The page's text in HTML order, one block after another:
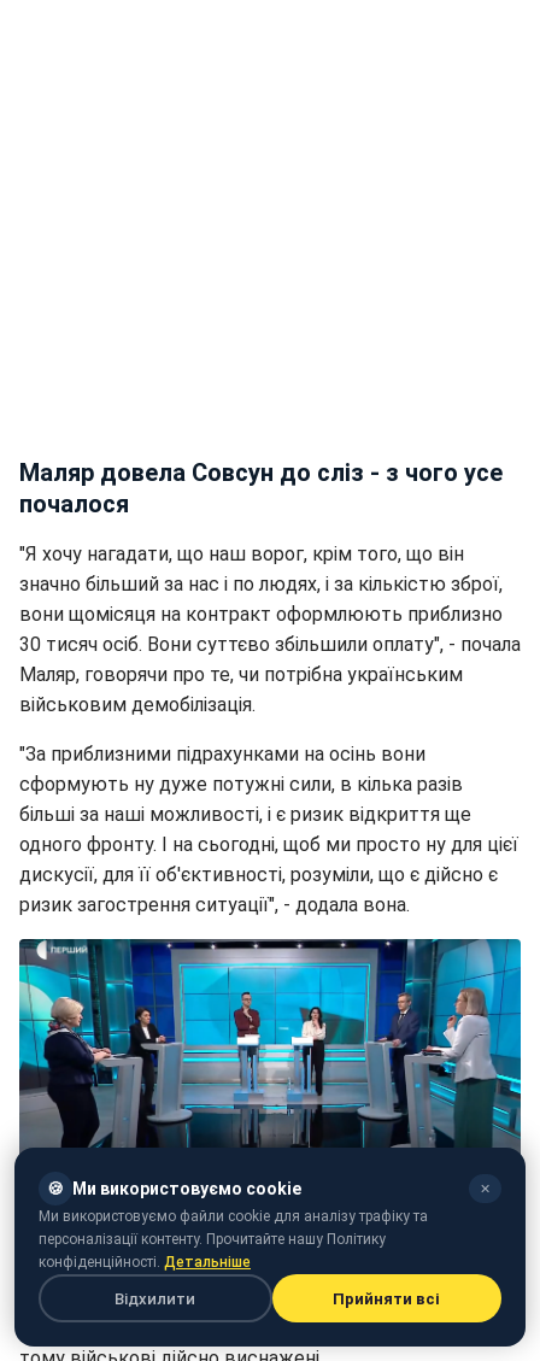
Маляр довела Совсун до сліз - з чого усе
почалося
"Я хочу нагадати, що наш ворог, крім того, що він
значно більший за нас і по людях, і за кількістю зброї,
вони щомісяця на контракт оформлюють приблизно
30 тисяч осіб. Вони суттєво збільшили оплату", - почала
Маляр, говорячи про те, чи потрібна українським
військовим демобілізація.
"За приблизними підрахунками на осінь вони
сформують ну дуже потужні сили, в кілька разів
більші за наші можливості, і є ризик відкриття ще
одного фронту. І на сьогодні, щоб ми просто ну для цієї
дискусії, для її об'єктивності, розуміли, що є дійсно є
ризик загострення ситуації", - додала вона.
Маляр довела до сліз дружину військового (скріншот)
Тому, за словами Маляр, було б "дуже дивно", якщо б в
Україні ухвалили демобілізацію. Втім, вона визнала, що
вже понад два роки не було ротації бійців з "нуля", а
🍪 Ми використовуємо cookie ✕
Ми використовуємо файли cookie для аналізу трафіку та
персоналізації контенту. Прочитайте нашу Політику
конфіденційності. Детальніше
Відхилити Прийняти всі